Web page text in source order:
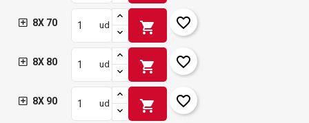
8X 70 ud shopping_cart favorite_border
8X 80 ud shopping_cart favorite_border
8X 90 ud shopping_cart favorite_border